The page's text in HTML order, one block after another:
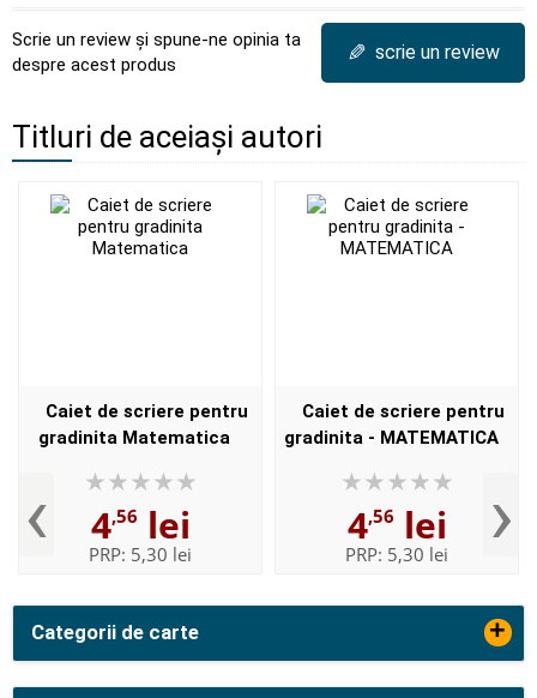
Categorii de carte +
Scrie un review și spune-ne opinia ta
despre acest produs
✎ scrie un review
Titluri de aceiași autori
‹
Caiet de scriere pentru
gradinita Matematica
4,56 lei
PRP: 5,30 lei
Caiet de scriere pentru
gradinita - MATEMATICA
4,56 lei
PRP: 5,30 lei ›